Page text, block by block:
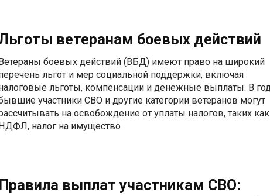
ветеранам боевых действий
боевых действий (ВБД) имеют право на широкий
льгот и мер социальной поддержки, включая
льготы, компенсации и денежные выплаты. В
участники СВО и другие категории ветеранов могут
на освобождение от уплаты налогов, таких как
налог на имущество
Правила выплат участникам СВО: